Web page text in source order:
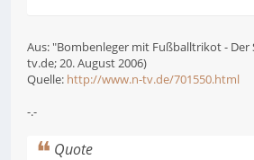
Aus: "Bombenleger mit Fußballtrikot - Der
tv.de; 20. August 2006)
Quelle: http://www.n-tv.de/701550.html
-.-
Quote